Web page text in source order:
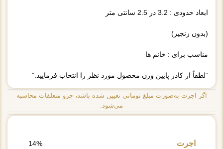
ابعاد حدودی : 3.2 در 2.5 سانتی متر
(بدون زنجیر)
مناسب برای : خانم ها
“لطفاً از کادر پایین وزن محصول مورد نظر را انتخاب فرمایید.”
اگر اجرت به‌صورت مبلغ تومانی تعیین شده باشد، جزو متعلقات محاسبه
می‌شود.
اجرت 14%